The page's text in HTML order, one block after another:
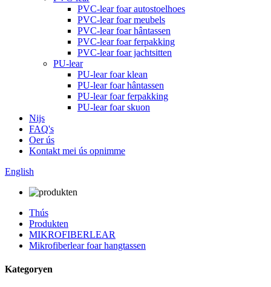
PVC-lear foar autostoelhoes
PVC-lear foar meubels
PVC-lear foar hântassen
PVC-lear foar ferpakking
PVC-lear foar jachtsitten
PU-lear
PU-lear foar klean
PU-lear foar hântassen
PU-lear foar ferpakking
PU-lear foar skuon
Nijs
FAQ's
Oer ús
Kontakt mei ús opnimme
English
Thús
Produkten
MIKROFIBERLEAR
Mikrofiberlear foar hangtassen
Kategoryen